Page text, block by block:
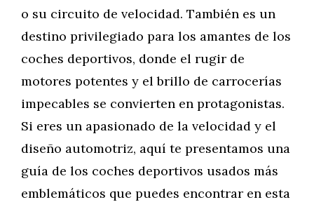
o su circuito de velocidad. También es un
destino privilegiado para los amantes de los
coches deportivos, donde el rugir de
motores potentes y el brillo de carrocerías
impecables se convierten en protagonistas.
Si eres un apasionado de la velocidad y el
diseño automotriz, aquí te presentamos una
guía de los coches deportivos usados más
emblemáticos que puedes encontrar en esta